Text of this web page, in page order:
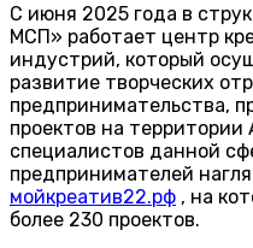
С июня 2025 года в
МСП» работает центр
индустрий, который
развитие творческих
предпринимательства,
проектов на территории
специалистов данной
предпринимателей
мойкреатив22.рф , на
более 230 проектов.